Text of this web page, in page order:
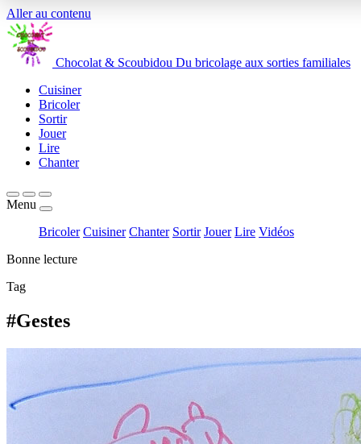
Aller au contenu
Chocolat & Scoubidou Du bricolage aux sorties familiales
Cuisiner
Bricoler
Sortir
Jouer
Lire
Chanter
Menu
Bricoler Cuisiner Chanter Sortir Jouer Lire Vidéos
Bonne lecture
Tag
#Gestes